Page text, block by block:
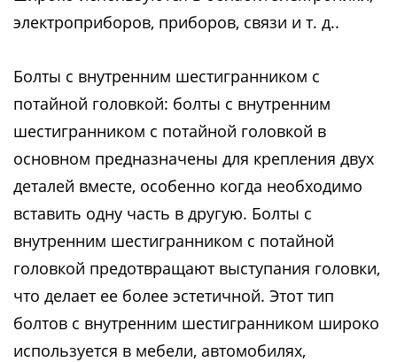
электроприборов, приборов, связи и т. д..
Болты с внутренним шестигранником с
потайной головкой: болты с внутренним
шестигранником с потайной головкой в
основном предназначены для крепления двух
деталей вместе, особенно когда необходимо
вставить одну часть в другую. Болты с
внутренним шестигранником с потайной
головкой предотвращают выступания головки,
что делает ее более эстетичной. Этот тип
болтов с внутренним шестигранником широко
используется в мебели, автомобилях,